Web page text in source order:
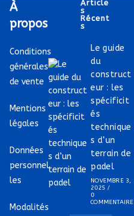
À
propos
Conditions
générales
de vente
Mentions
légales
Données
personnel
les
Modalités
Article
S
Récent
S
Le guide
du
construct
eur : les
spécificit
és
technique
s d’un
terrain de
padel
NOVEMBRE 3,
2025 /
0
COMMENTAIRE